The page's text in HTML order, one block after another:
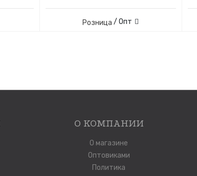
Розница / Опт
О КОМПАНИИ
О магазине
Оптовиками
Политика